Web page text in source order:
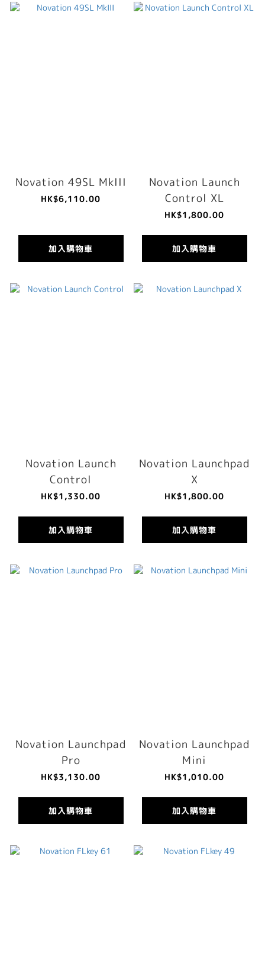
Novation 49SL MkIII
HK$6,110.00
加入購物車
Novation Launch
Control XL
HK$1,800.00
加入購物車
Novation Launch
Control
HK$1,330.00
加入購物車
Novation Launchpad
X
HK$1,800.00
加入購物車
Novation Launchpad
Pro
HK$3,130.00
加入購物車
Novation Launchpad
Mini
HK$1,010.00
加入購物車